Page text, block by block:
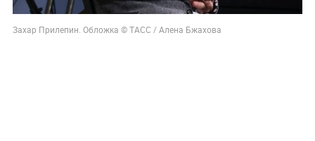
Захар Прилепин. Обложка © ТАСС / Алена Бжахова